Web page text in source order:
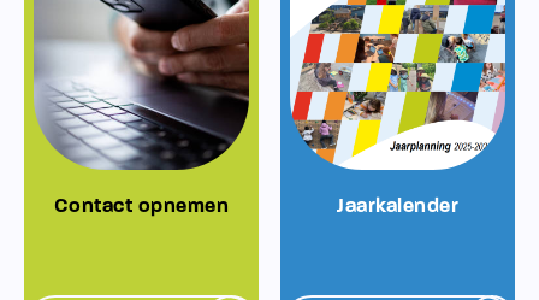
Contact opnemen Jaarkalender